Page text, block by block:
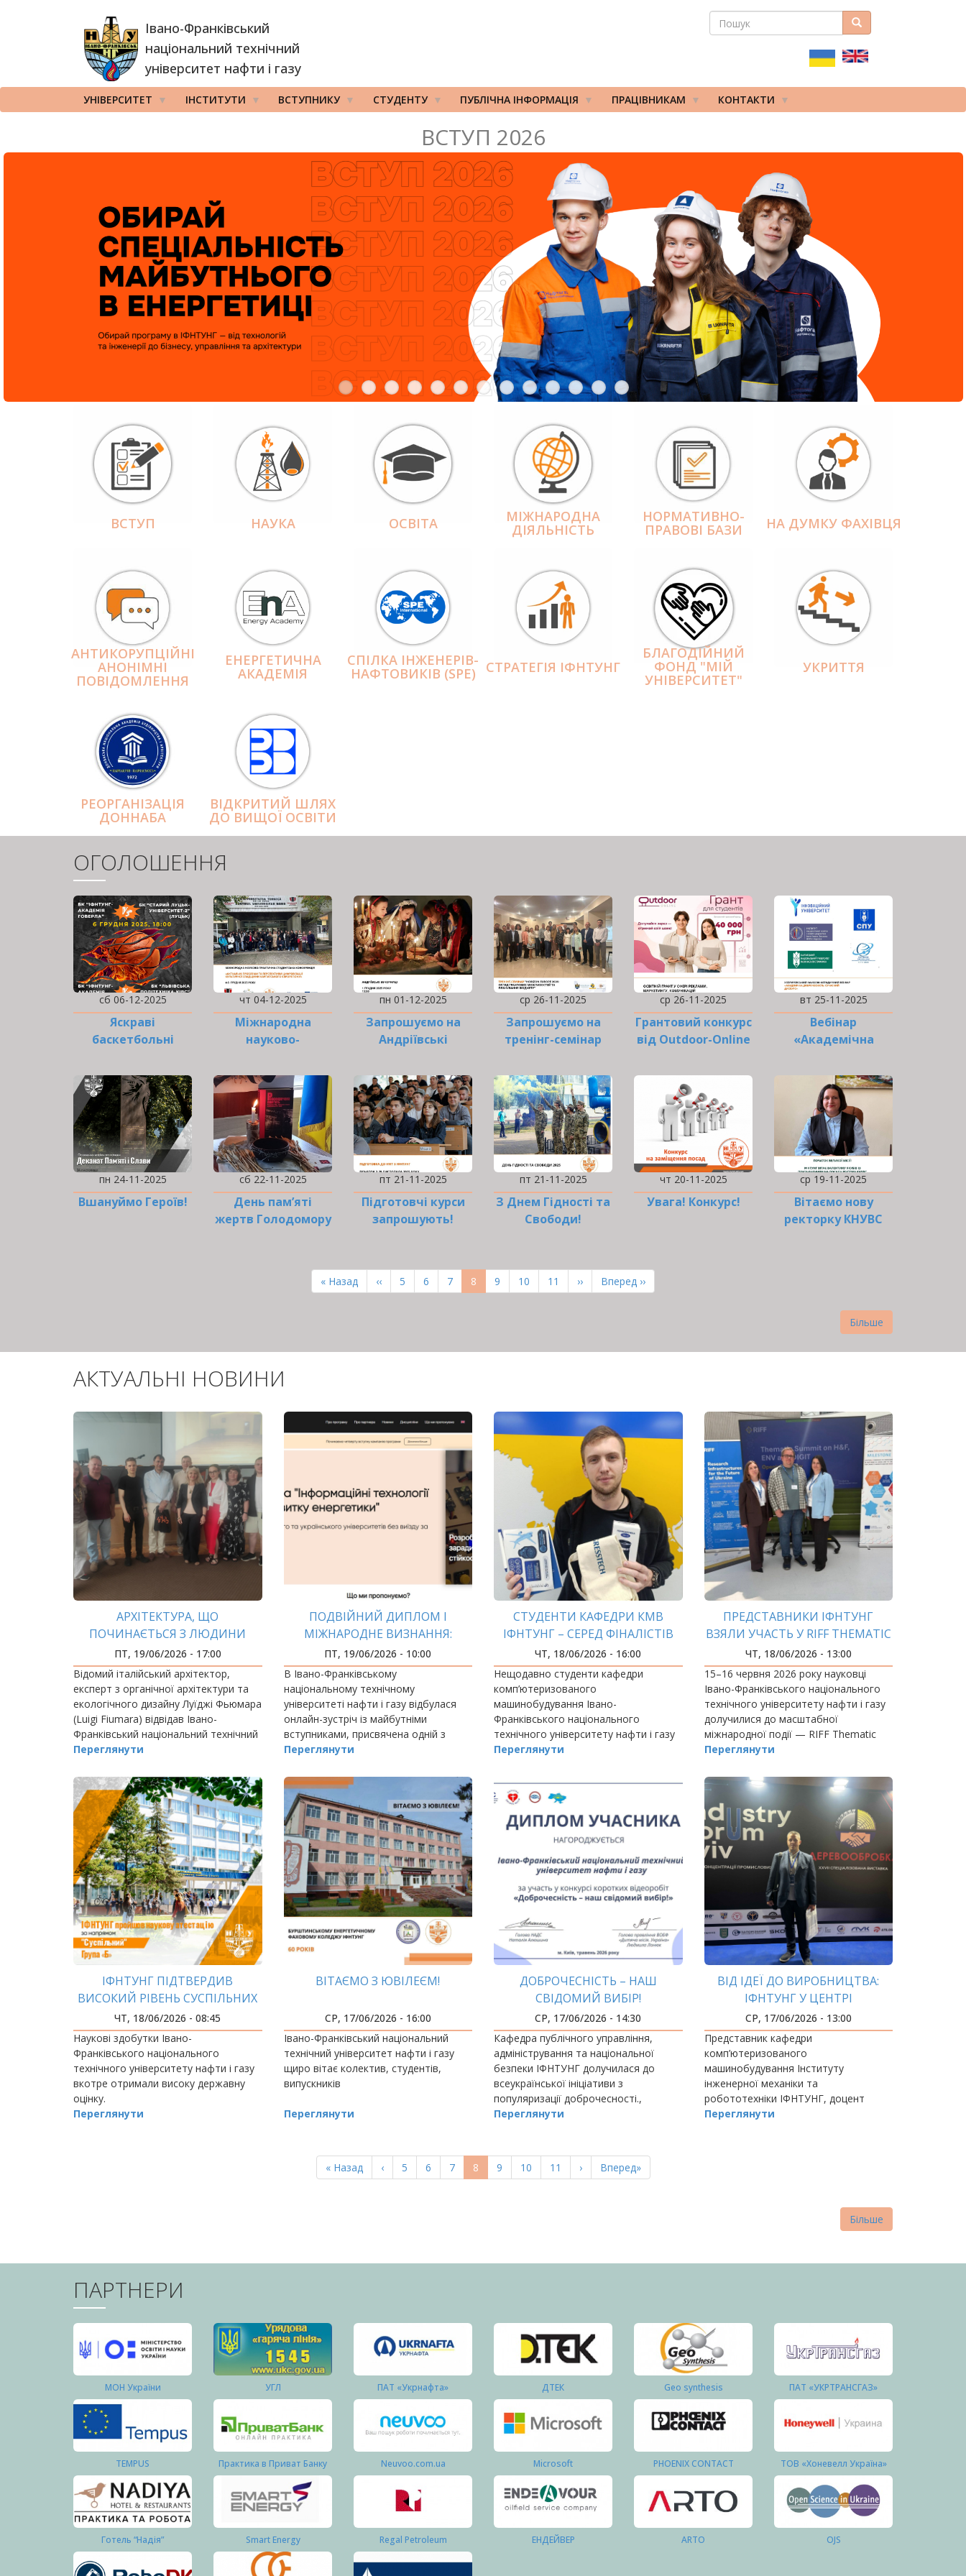
Івано-Франківський
національний технічний
університет нафти і газу
ПОШУКОВА
ПОШУК Пошук
УНІВЕРСИТЕТ ІНСТИТУТИ ВСТУПНИКУ СТУДЕНТУ ПУБЛІЧНА ІНФОРМАЦІЯ ПРАЦІВНИКАМ КОНТАКТИ
ВСТУП 2026
ВСТУП НАУКА ОСВІТА МІЖНАРОДНА
ДІЯЛЬНІCТЬ
НОРМАТИВНО-
ПРАВОВІ БАЗИ НА ДУМКУ ФАХІВЦЯ
АНТИКОРУПЦІЙНІ
АНОНІМНІ
ПОВІДОМЛЕННЯ
ЕНЕРГЕТИЧНА
АКАДЕМІЯ
СПІЛКА ІНЖЕНЕРІВ-
НАФТОВИКІВ (SPE) СТРАТЕГІЯ ІФНТУНГ
БЛАГОДІЙНИЙ
ФОНД "МІЙ
УНІВЕРСИТЕТ"
УКРИТТЯ
РЕОРГАНІЗАЦІЯ
ДОННАБА
ВІДКРИТИЙ ШЛЯХ
ДО ВИЩОЇ ОСВІТИ
ОГОЛОШЕННЯ
сб 06-12-2025
Яскраві
баскетбольні
чт 04-12-2025
Міжнародна
науково-
студентська
конференція
пн 01-12-2025
Запрошуємо на
Андріївські
ср 26-11-2025
Запрошуємо на
тренінг-семінар
ср 26-11-2025
Грантовий конкурс
від Outdoor-Online
вт 25-11-2025
Вебінар
«Академічна
сучасний дискурс»
пн 24-11-2025
Вшануймо Героїв!
сб 22-11-2025
День пам’яті
жертв Голодомору
пт 21-11-2025
Підготовчі курси
запрошують!
пт 21-11-2025
З Днем Гідності та
Свободи!
чт 20-11-2025
Увага! Конкурс!
ср 19-11-2025
Вітаємо нову
ректорку КНУВС
Перша
сторінка
« Назад
Попередня
сторінка
‹‹ Page
5 Page
6 Page
7
Поточна
сторінка
8 Page
9 Page
10 Page
11
Наступна
сторінка
››
Остання
сторінка
Вперед ››
Більше
АКТУАЛЬНІ НОВИНИ
АРХІТЕКТУРА, ЩО
ПОЧИНАЄТЬСЯ З ЛЮДИНИ
ПТ, 19/06/2026 - 17:00
Відомий італійський архітектор,
експерт з органічної архітектури та
екологічного дизайну Луїджі Фьюмара
(Luigi Fiumara) відвідав Івано-
Франківський національний технічний
університет нафти і газу з гостьовою
подією для…
Переглянути
ПОДВІЙНИЙ ДИПЛОМ І
МІЖНАРОДНЕ ВИЗНАННЯ:
МАГІСТЕРСЬКА ПРОГРАМА
IT4SEE В ІФНТУНГ
ПТ, 19/06/2026 - 10:00
В Івано-Франківському
національному технічному
університеті нафти і газу відбулася
онлайн-зустріч із майбутніми
вступниками, присвячена одній з
найперспективніших міжнародних
англомовній магістерській програмі
«…
Переглянути
СТУДЕНТИ КАФЕДРИ КМВ
ІФНТУНГ – СЕРЕД ФІНАЛІСТІВ
ВСЕУКРАЇНСЬКОЇ ОЛІМПІАДИ
«ТЕХНОЛОГІЯ
МАШИНОБУДУВАННЯ – 2026»
ЧТ, 18/06/2026 - 16:00
Нещодавно студенти кафедри
комп’ютеризованого
машинобудування Івано-
Франківського національного
технічного університету нафти і газу
взяли участь у ІІ етапі Всеукраїнської
відбулася у…
Переглянути
ПРЕДСТАВНИКИ ІФНТУНГ
ВЗЯЛИ УЧАСТЬ У RIFF THEMATIC
SUMMIT У ЧЕХІЇ
ЧТ, 18/06/2026 - 13:00
15–16 червня 2026 року науковці
Івано-Франківського національного
технічного університету нафти і газу
долучилися до масштабної
міжнародної події — RIFF Thematic
Summit, що проходила на базі
(Чеська Республіка).
Переглянути
ІФНТУНГ ПІДТВЕРДИВ
ВИСОКИЙ РІВЕНЬ СУСПІЛЬНИХ
ДОСЛІДЖЕНЬ
ЧТ, 18/06/2026 - 08:45
Наукові здобутки Івано-
Франківського національного
технічного університету нафти і газу
вкотре отримали високу державну
оцінку.
Переглянути
ВІТАЄМО З ЮВІЛЕЄМ!
СР, 17/06/2026 - 16:00
Івано-Франківський національний
технічний університет нафти і газу
щиро вітає колектив, студентів,
випускників
Переглянути
ДОБРОЧЕСНІСТЬ – НАШ
СВІДОМИЙ ВИБІР!
СР, 17/06/2026 - 14:30
Кафедра публічного управління,
адміністрування та національної
безпеки ІФНТУНГ долучилася до
всеукраїнської ініціативи з
популяризації доброчесності.,
долучившись до участі у конкурсі
Переглянути
ВІД ІДЕЇ ДО ВИРОБНИЦТВА:
ІФНТУНГ У ЦЕНТРІ
ІНДУСТРІАЛЬНИХ ІННОВАЦІЙ
INDUSTRY FORUM LVIV
СР, 17/06/2026 - 13:00
Представник кафедри
комп’ютеризованого
машинобудування Інституту
інженерної механіки та
робототехніки ІФНТУНГ, доцент
Назар Костюк взяв участь у Industry
Переглянути
Перша
сторінка
« Назад
Попередня
сторінка
‹ Page
5 Page
6 Page
7
Поточна
сторінка
8 Page
9 Page
10 Page
11
Наступна
сторінка
›
Остання
сторінка
Вперед»
Більше
ПАРТНЕРИ
МОН України УГЛ ПАТ «Укрнафта» ДТЕК Geo synthesis ПАТ «УКРТРАНСГАЗ»
TEMPUS Практика в Приват Банку Neuvoo.com.ua Microsoft PHOENIX CONTACT ТОВ «Хоневелл Україна»
Готель “Надія” Smart Energy Regal Petroleum ЕНДЕЙВЕР ARTO OJS